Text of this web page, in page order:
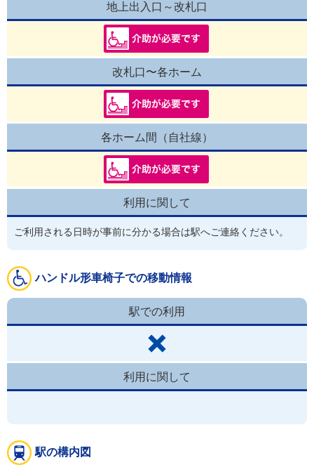
地上出入口～改札口
改札口〜各ホーム
各ホーム間（自社線）
利用に関して
ご利用される日時が事前に分かる場合は駅へご連絡ください。
ハンドル形車椅子での移動情報
駅での利用
利用に関して
駅の構内図